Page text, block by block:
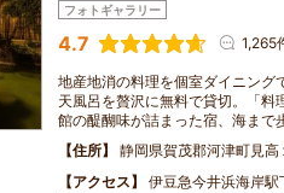
フォトギャラリー
4.7 1,265
地産地消の料理を個室ダイニング
天風呂を贅沢に無料で貸切。「料
館の醍醐味が詰まった宿、海ま
住所
静岡県賀茂郡河津町見高
アクセス
伊豆急今井浜海岸